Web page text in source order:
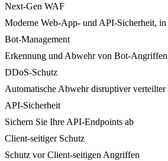
Next-Gen WAF
Moderne Web-App- und API-Sicherheit,
Bot-Management
Erkennung und Abwehr von Bot-Angriffen
DDoS-Schutz
Automatische Abwehr disruptiver
API-Sicherheit
Sichern Sie Ihre API-Endpoints ab
Client-seitiger Schutz
Schutz vor Client-seitigen Angriffen